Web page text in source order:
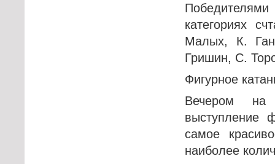
категориях
Малых, К.
Гришин, С.
Фигурное
Вечером на
выступление
самое
наиболее